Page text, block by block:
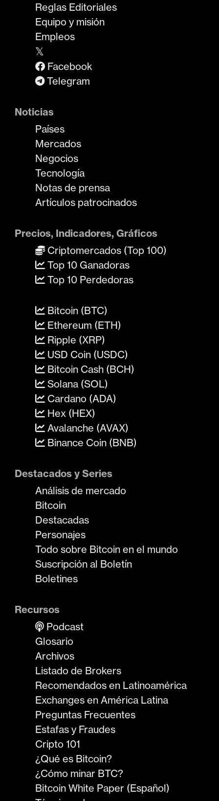
Reglas Editoriales
Equipo y misión
Empleos
𝕏
Facebook
Telegram
Noticias
Países
Mercados
Negocios
Tecnología
Notas de prensa
Artículos patrocinados
Precios, Indicadores, Gráficos
Criptomercados (Top 100)
Top 10 Ganadoras
Top 10 Perdedoras
Bitcoin (BTC)
Ethereum (ETH)
Ripple (XRP)
USD Coin (USDC)
Bitcoin Cash (BCH)
Solana (SOL)
Cardano (ADA)
Hex (HEX)
Avalanche (AVAX)
Binance Coin (BNB)
Destacados y Series
Análisis de mercado
Bitcoin
Destacadas
Personajes
Todo sobre Bitcoin en el mundo
Suscripción al Boletín
Boletines
Recursos
Podcast
Glosario
Archivos
Listado de Brokers
Recomendados en Latinoamérica
Exchanges en América Latina
Preguntas Frecuentes
Estafas y Fraudes
Cripto 101
¿Qué es Bitcoin?
¿Cómo minar BTC?
Bitcoin White Paper (Español)